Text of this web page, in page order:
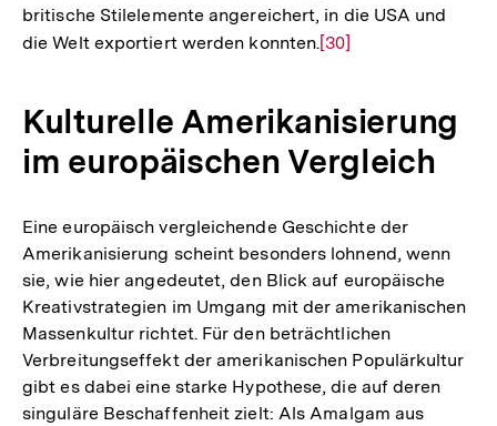
britische Stilelemente angereichert, in die USA und
die Welt exportiert werden konnten.Zur
Fußnote
[30]
Kulturelle Amerikanisierung
im europäischen Vergleich
Eine europäisch vergleichende Geschichte der
Amerikanisierung scheint besonders lohnend, wenn
sie, wie hier angedeutet, den Blick auf europäische
Kreativstrategien im Umgang mit der amerikanischen
Massenkultur richtet. Für den beträchtlichen
Verbreitungseffekt der amerikanischen Populärkultur
gibt es dabei eine starke Hypothese, die auf deren
singuläre Beschaffenheit zielt: Als Amalgam aus